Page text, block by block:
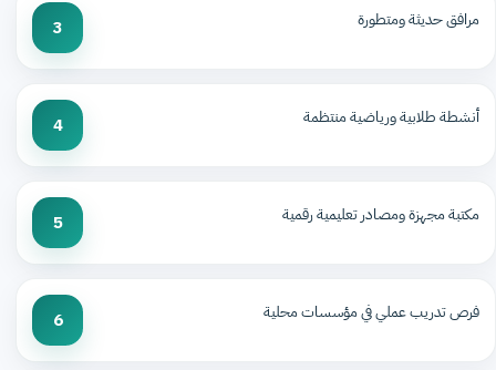
مرافق حديثة ومتطورة 3
أنشطة طلابية ورياضية منتظمة 4
مكتبة مجهزة ومصادر تعليمية رقمية 5
فرص تدريب عملي في مؤسسات محلية 6